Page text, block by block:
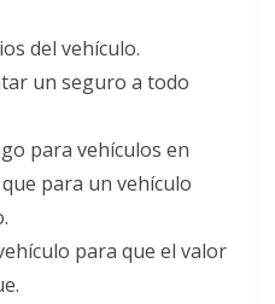
del vehículo.
un seguro a todo
para vehículos en
para un vehículo
para que el valor